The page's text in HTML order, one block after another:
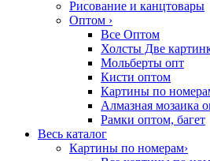
Рисование и канцтовары
Оптом ›
Все Оптом
Холсты Две
Мольберты опт
Кисти оптом
Картины по
Алмазная мозаика
Рамки оптом, багет
Весь каталог
Картины по номерам›